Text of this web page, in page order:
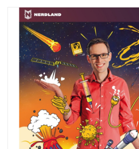
Boeken
Urania / Eclipsbrillen
Speelgoed
Globes / Gadgets
Weerstations